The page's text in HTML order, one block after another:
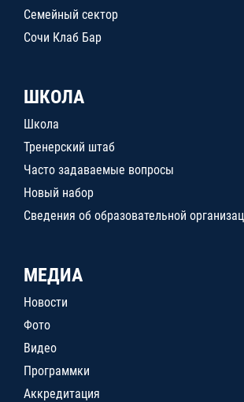
Семейный сектор
Сочи Клаб Бар
ШКОЛА
Школа
Тренерский штаб
Часто задаваемые вопросы
Новый набор
Сведения об образовательной
МЕДИА
Новости
Фото
Видео
Программки
Аккредитация